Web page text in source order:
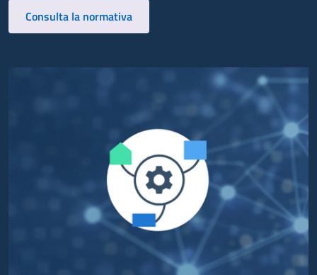
Consulta la normativaVai alla pagina